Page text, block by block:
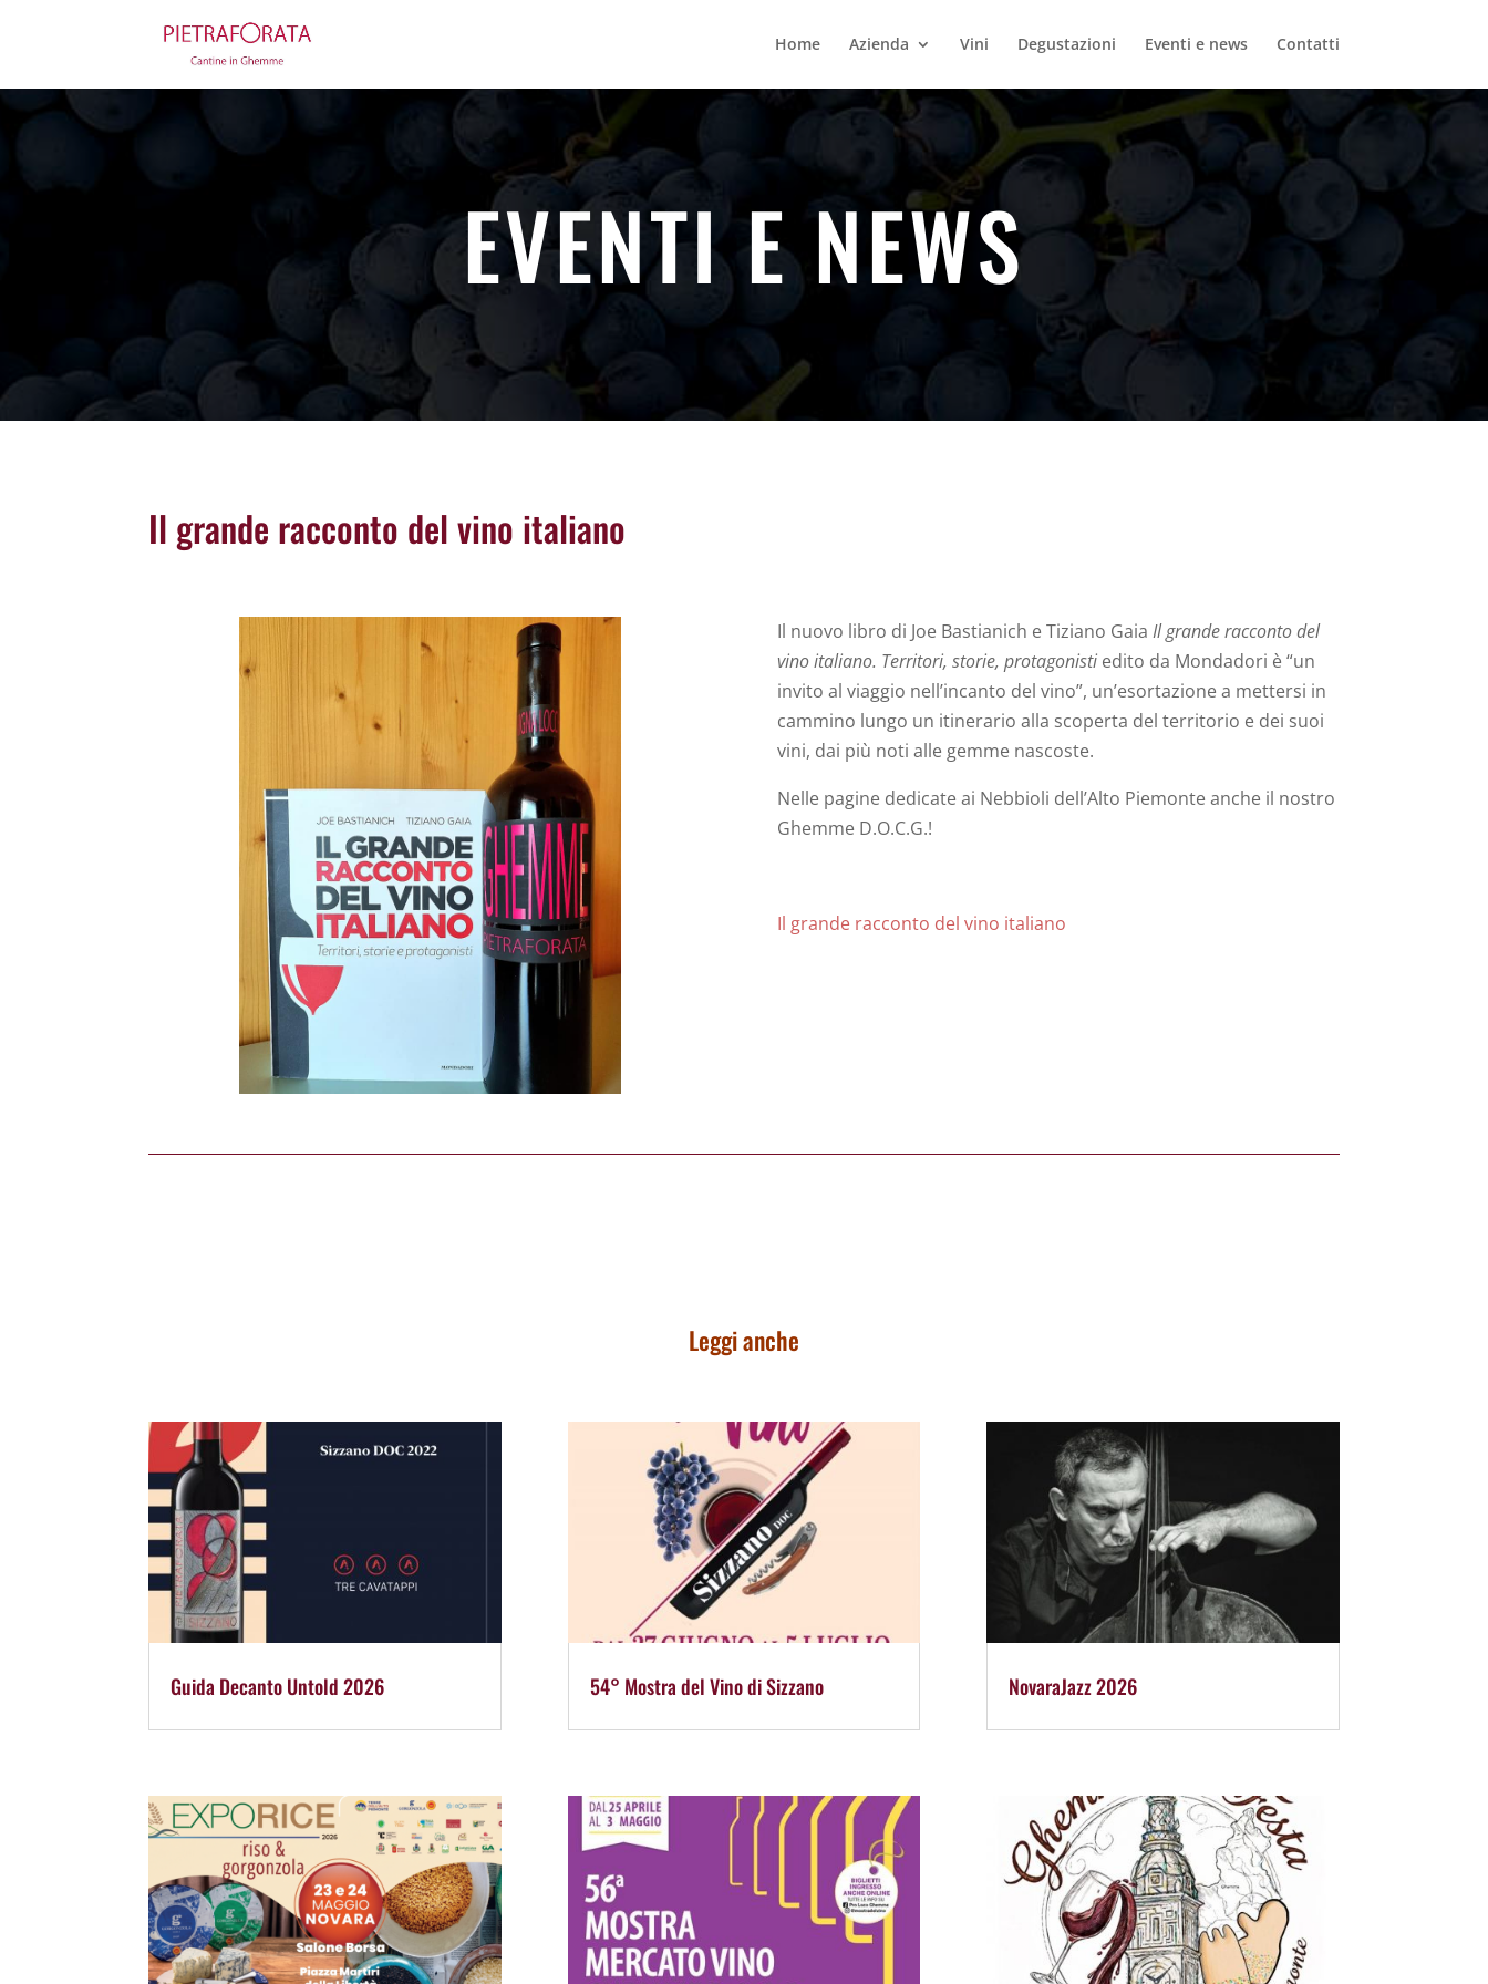
Home Azienda Vini Degustazioni Eventi e news Contatti
EVENTI E NEWS
Il grande racconto del vino italiano
Il nuovo libro di Joe Bastianich e Tiziano Gaia Il grande racconto del
vino italiano. Territori, storie, protagonisti edito da Mondadori è “un
invito al viaggio nell’incanto del vino”, un’esortazione a mettersi in
cammino lungo un itinerario alla scoperta del territorio e dei suoi
vini, dai più noti alle gemme nascoste.
Nelle pagine dedicate ai Nebbioli dell’Alto Piemonte anche il nostro
Ghemme D.O.C.G.!
Il grande racconto del vino italiano
Leggi anche
Guida Decanto Untold 2026 54° Mostra del Vino di Sizzano NovaraJazz 2026